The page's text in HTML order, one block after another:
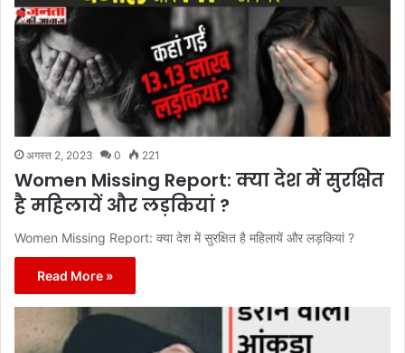
अगस्त 2, 2023 0 221
Women Missing Report: क्या देश में सुरक्षित
है महिलायें और लड़कियां ?
Women Missing Report: क्या देश में सुरक्षित है महिलायें और लड़कियां ?
Read More »